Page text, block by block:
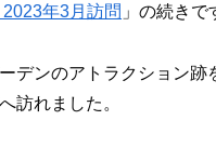
年3月訪問 」の続きで
デンのアトラクション跡
へ訪れました。